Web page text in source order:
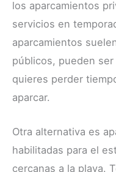
los aparcamientos
servicios en
aparcamientos
públicos, pueden
quieres perder
aparcar.
Otra alternativa es
habilitadas para el
cercanas a la playa.